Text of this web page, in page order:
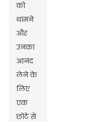
को
थामने
और
उनका
आनंद
लेने के
लिए
एक
छोटे से